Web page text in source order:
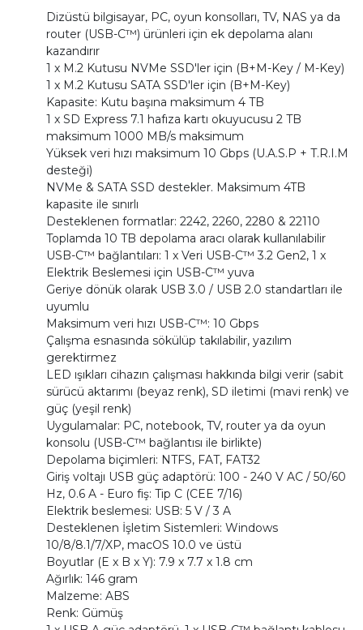
Dizüstü bilgisayar, PC, oyun konsolları, TV, NAS ya da
router (USB-C™) ürünleri için ek depolama alanı
kazandırır
1 x M.2 Kutusu NVMe SSD'ler için (B+M-Key / M-Key)
1 x M.2 Kutusu SATA SSD'ler için (B+M-Key)
Kapasite: Kutu başına maksimum 4 TB
1 x SD Express 7.1 hafıza kartı okuyucusu 2 TB
maksimum 1000 MB/s maksimum
Yüksek veri hızı maksimum 10 Gbps (U.A.S.P + T.R.I.M
desteği)
NVMe & SATA SSD destekler. Maksimum 4TB
kapasite ile sınırlı
Desteklenen formatlar: 2242, 2260, 2280 & 22110
Toplamda 10 TB depolama aracı olarak kullanılabilir
USB-C™ bağlantıları: 1 x Veri USB-C™ 3.2 Gen2, 1 x
Elektrik Beslemesi için USB-C™ yuva
Geriye dönük olarak USB 3.0 / USB 2.0 standartları ile
uyumlu
Maksimum veri hızı USB-C™: 10 Gbps
Çalışma esnasında sökülüp takılabilir, yazılım
gerektirmez
LED ışıkları cihazın çalışması hakkında bilgi verir (sabit
sürücü aktarımı (beyaz renk), SD iletimi (mavi renk) ve
güç (yeşil renk)
Uygulamalar: PC, notebook, TV, router ya da oyun
konsolu (USB-C™ bağlantısı ile birlikte)
Depolama biçimleri: NTFS, FAT, FAT32
Giriş voltajı USB güç adaptörü: 100 - 240 V AC / 50/60
Hz, 0.6 A - Euro fiş: Tip C (CEE 7/16)
Elektrik beslemesi: USB: 5 V / 3 A
Desteklenen İşletim Sistemleri: Windows
10/8/8.1/7/XP, macOS 10.0 ve üstü
Boyutlar (E x B x Y): 7.9 x 7.7 x 1.8 cm
Ağırlık: 146 gram
Malzeme: ABS
Renk: Gümüş